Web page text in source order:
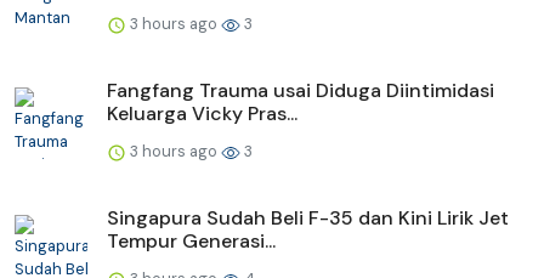
3 hours ago 3
Fangfang Trauma usai Diduga Diintimidasi
Keluarga Vicky Pras...
3 hours ago 3
Singapura Sudah Beli F-35 dan Kini Lirik Jet
Tempur Generasi...